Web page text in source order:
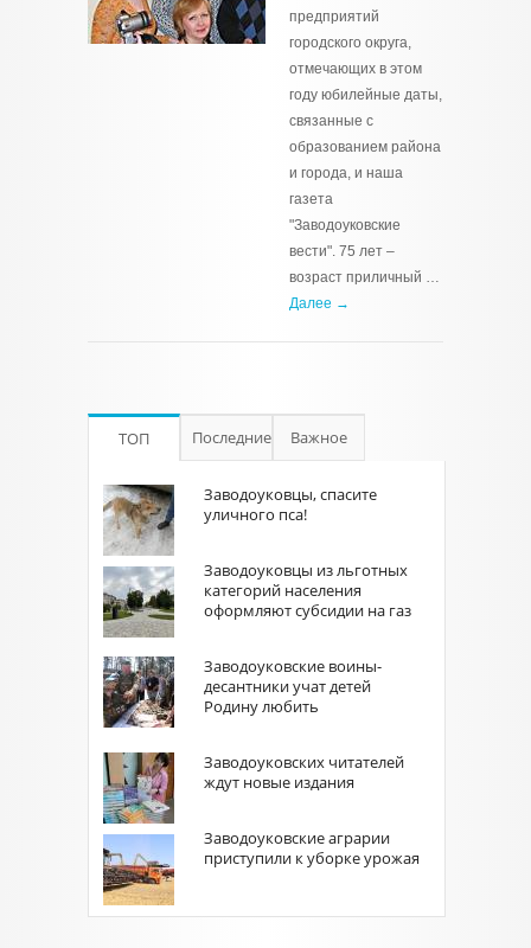
предприятий
городского округа,
отмечающих в этом
году юбилейные даты,
связанные с
образованием района
и города, и наша
газета
"Заводоуковские
вести". 75 лет –
возраст приличный …
Далее →
ТОП Последние Важное
Заводоуковцы, спасите
уличного пса!
Заводоуковцы из льготных
категорий населения
оформляют субсидии на газ
Заводоуковские воины-
десантники учат детей
Родину любить
Заводоуковских читателей
ждут новые издания
Заводоуковские аграрии
приступили к уборке урожая